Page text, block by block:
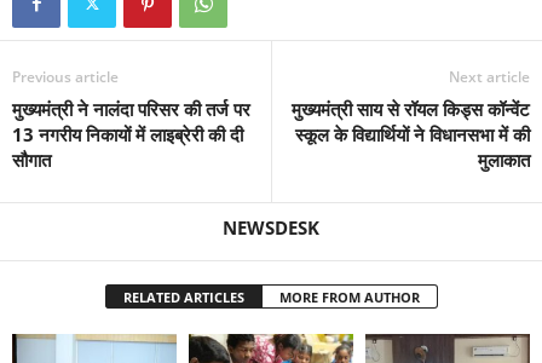
Previous article
मुख्यमंत्री ने नालंदा परिसर की तर्ज पर
13 नगरीय निकायों में लाइब्रेरी की दी
सौगात
Next article
मुख्यमंत्री साय से रॉयल किड्स कॉन्वेंट
स्कूल के विद्यार्थियों ने विधानसभा में की
मुलाकात
NEWSDESK
RELATED ARTICLES MORE FROM AUTHOR